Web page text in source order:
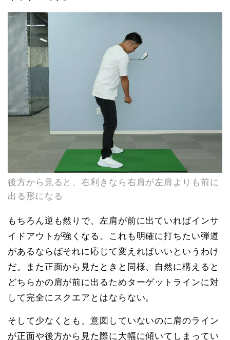
後方から見ると、右利きなら右肩が左肩よりも前に
出る形になる
もちろん逆も然りで、左肩が前に出ていればインサ
イドアウトが強くなる。これも明確に打ちたい弾道
があるならばそれに応じて変えればいいというわけ
だ。また正面から見たときと同様、自然に構えると
どちらかの肩が前に出るためターゲットラインに対
して完全にスクエアとはならない。
そして少なくとも、意図していないのに肩のライン
が正面や後方から見た際に大幅に傾いてしまってい